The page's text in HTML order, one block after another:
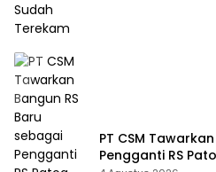
PT CSM
Pengganti RS